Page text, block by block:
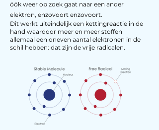
óók weer op zoek gaat naar een ander
elektron, enzovoort enzovoort.
Dit werkt uiteindelijk een kettingreactie in de
hand waardoor meer en meer stoffen
allemaal een oneven aantal elektronen in de
schil hebben: dat zijn de vrije radicalen.